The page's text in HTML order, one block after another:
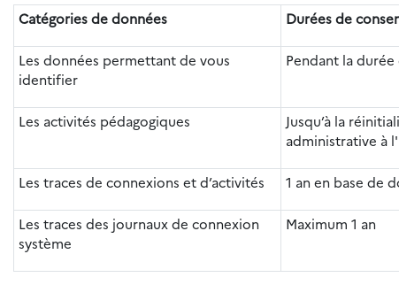
Catégories de données Durées de
Les données permettant de vous
identifier
Pendant la
Les activités pédagogiques
Jusqu’à la
administrative à
Les traces de connexions et d’activités 1 an en base de
Les traces des journaux de connexion
système
Maximum 1 an